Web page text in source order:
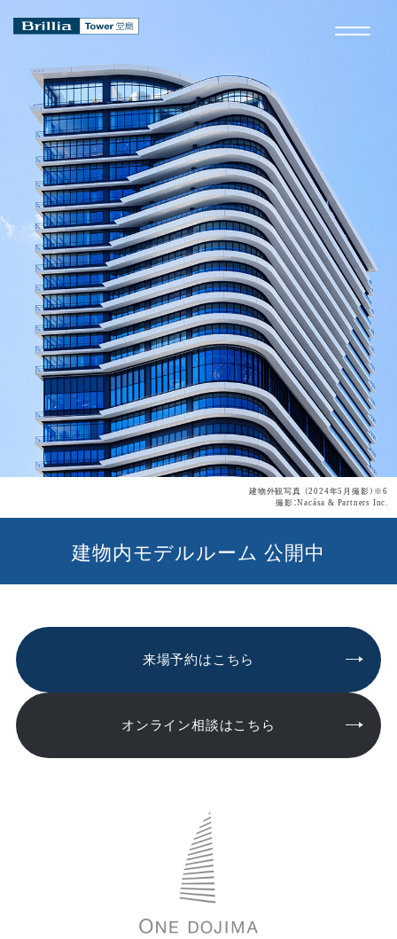
建物外観写真 （2024年5月撮影）※6
撮影：Nacása & Partners Inc.
建物内モデルルーム 公開中
来場予約はこちら
オンライン相談はこちら